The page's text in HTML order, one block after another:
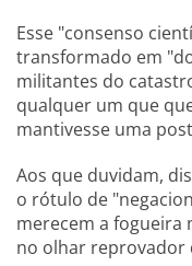
Esse "consenso
transformado em
militantes do
qualquer um que
mantivesse uma
Aos que duvidam,
o rótulo de
merecem a fogueira
no olhar reprovador